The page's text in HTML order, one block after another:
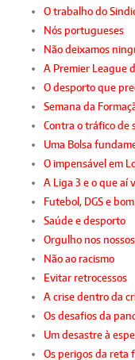
O trabalho do
Nós portugueses
Não deixamos
A Premier League
O desporto que
Semana da
Contra o tráfico de
Uma Bolsa
O impensável em
A Liga 3 e o que aí
Futebol, DGS e
Saúde e desporto
Orgulho nos
Não ao racismo
Evitar retrocessos
A crise dentro da
Os desafios da
Um desastre à
Os perigos da reta